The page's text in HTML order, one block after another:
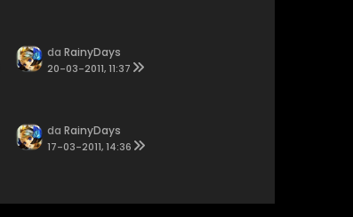
da RainyDays
20-03-2011, 11:37
da RainyDays
17-03-2011, 14:36